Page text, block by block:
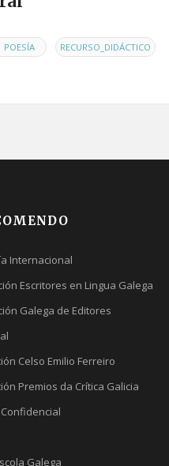
POESÍA RECURSO_DIDÁCTICO
Internacional
Escritores en Lingua Galega
Galega de Editores
Celso Emilio Ferreiro
Premios da Crítica Galicia
Galega